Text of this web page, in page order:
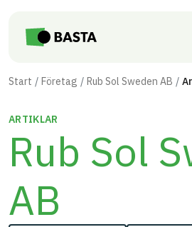
Start Företag Rub Sol Sweden AB
ARTIKLAR
Rub Sol
AB